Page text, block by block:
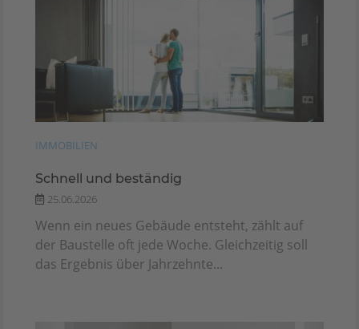
IMMOBILIEN
Schnell und beständig
25.06.2026
Wenn ein neues Gebäude entsteht, zählt auf
der Baustelle oft jede Woche. Gleichzeitig soll
das Ergebnis über Jahrzehnte...